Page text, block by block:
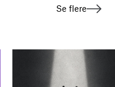
Se flere